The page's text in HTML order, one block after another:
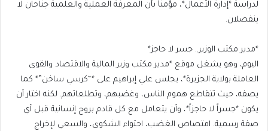
لدراسة *إدارة الأعمال*، مؤمناً بأن المعرفة العملية والعلمية جناحان لا
ينفصلان.
*مدير مكتب الوزير.. جسر لا حاجز*
اليوم، وهو يشغل موقع *مدير مكتب وزير المالية والاقتصاد والقوى
العاملة بولاية الجزيرة*، يجلس علي إبراهيم على *“كرسي ساخن”* كما
يصفه، حيث تتقاطع هموم الناس، وغضبهم، وتطلعاتهم. لكنه اختار أن
يكون *جسراً لا حاجزاً*، وأن يتعامل مع كل قادم بروح إنسانية قبل أي
صفة رسمية. امتصاص الغضب، احتواء الشكوى، والسعي لإخراج